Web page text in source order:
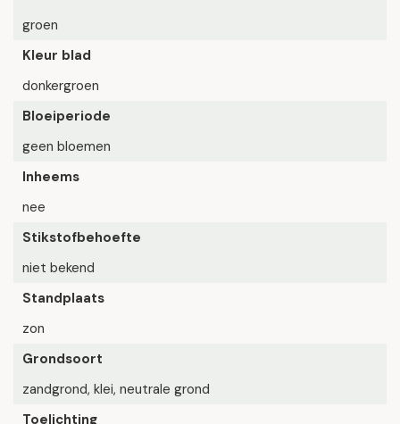
groen
Kleur blad
donkergroen
Bloeiperiode
geen bloemen
Inheems
nee
Stikstofbehoefte
niet bekend
Standplaats
zon
Grondsoort
zandgrond, klei, neutrale grond
Toelichting